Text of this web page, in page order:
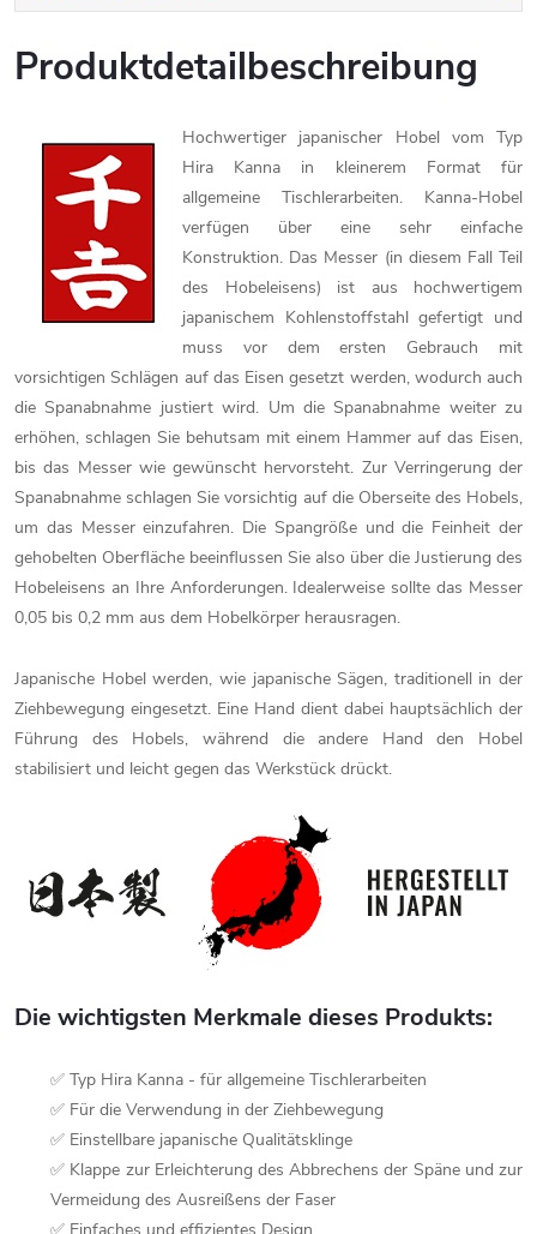
Produktdetailbeschreibung
Hochwertiger japanischer Hobel vom Typ
Hira Kanna in kleinerem Format für
allgemeine Tischlerarbeiten. Kanna-Hobel
verfügen über eine sehr einfache
Konstruktion. Das Messer (in diesem Fall Teil
des Hobeleisens) ist aus hochwertigem
japanischem Kohlenstoffstahl gefertigt und
muss vor dem ersten Gebrauch mit
vorsichtigen Schlägen auf das Eisen gesetzt werden, wodurch auch
die Spanabnahme justiert wird. Um die Spanabnahme weiter zu
erhöhen, schlagen Sie behutsam mit einem Hammer auf das Eisen,
bis das Messer wie gewünscht hervorsteht. Zur Verringerung der
Spanabnahme schlagen Sie vorsichtig auf die Oberseite des Hobels,
um das Messer einzufahren. Die Spangröße und die Feinheit der
gehobelten Oberfläche beeinflussen Sie also über die Justierung des
Hobeleisens an Ihre Anforderungen. Idealerweise sollte das Messer
0,05 bis 0,2 mm aus dem Hobelkörper herausragen.
Japanische Hobel werden, wie japanische Sägen, traditionell in der
Ziehbewegung eingesetzt. Eine Hand dient dabei hauptsächlich der
Führung des Hobels, während die andere Hand den Hobel
stabilisiert und leicht gegen das Werkstück drückt.
Die wichtigsten Merkmale dieses Produkts:
✅ Typ Hira Kanna - für allgemeine Tischlerarbeiten
✅ Für die Verwendung in der Ziehbewegung
✅ Einstellbare japanische Qualitätsklinge
✅ Klappe zur Erleichterung des Abbrechens der Späne und zur
Vermeidung des Ausreißens der Faser